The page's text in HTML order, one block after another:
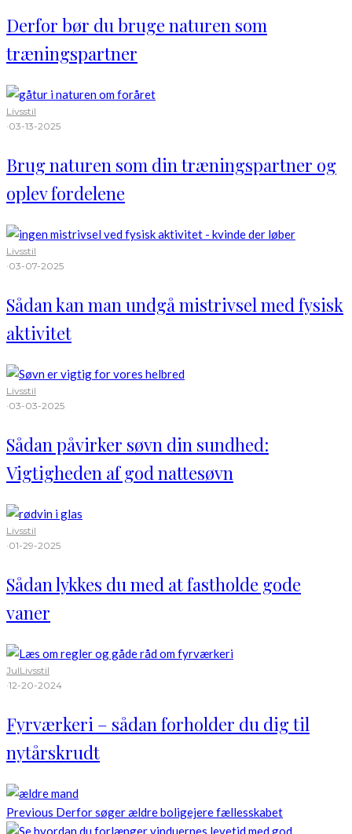
Derfor bør du bruge naturen som
træningspartner
Livsstil
·03-13-2025
Brug naturen som din træningspartner og
oplev fordelene
Livsstil
·03-07-2025
Sådan kan man undgå mistrivsel med fysisk
aktivitet
Livsstil
·03-03-2025
Sådan påvirker søvn din sundhed:
Vigtigheden af god nattesøvn
Livsstil
·01-29-2025
Sådan lykkes du med at fastholde gode
vaner
JulLivsstil
·12-20-2024
Fyrværkeri – sådan forholder du dig til
nytårskrudt
Previous Derfor søger ældre boligejere fællesskabet